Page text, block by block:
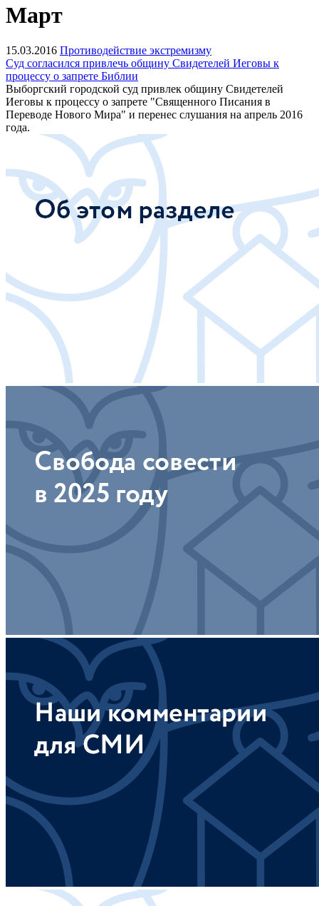
Март
15.03.2016 Противодействие экстремизму
Суд согласился привлечь общину Свидетелей Иеговы к
процессу о запрете Библии
Выборгский городской суд привлек общину Свидетелей
Иеговы к процессу о запрете "Священного Писания в
Переводе Нового Мира" и перенес слушания на апрель 2016
года.